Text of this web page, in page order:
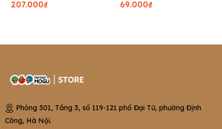
207.000₫
69.000₫
Phòng 301, Tầng 3, số 119-121 phố Đại Từ, phường Định
Công, Hà Nội.